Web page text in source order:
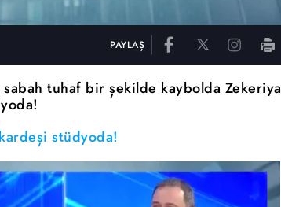
PAYLAŞ
tuhaf bir şekilde kaybolda Zekeriya
stüdyoda!